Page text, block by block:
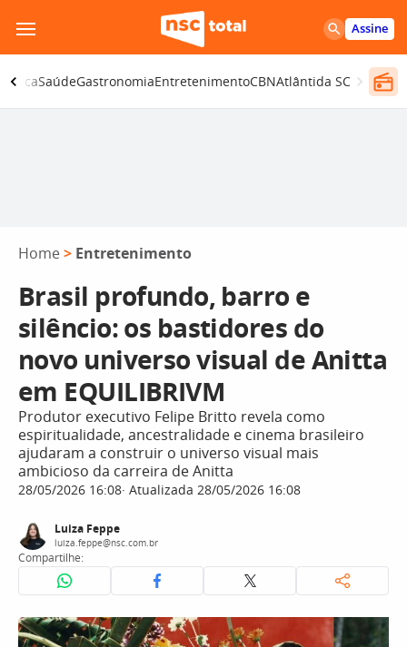
para
o
conteúdo
Assine
SaúdeGastronomiaEntretenimentoCBNAtlântida SC
Home > Entretenimento
Brasil profundo, barro e
silêncio: os bastidores do
novo universo visual de Anitta
em EQUILIBRIVM
Produtor executivo Felipe Britto revela como
espiritualidade, ancestralidade e cinema brasileiro
ajudaram a construir o universo visual mais
ambicioso da carreira de Anitta
28/05/2026 16:08 Atualizada 28/05/2026 16:08
Luiza Feppe
luiza.feppe@nsc.com.br
Compartilhe: